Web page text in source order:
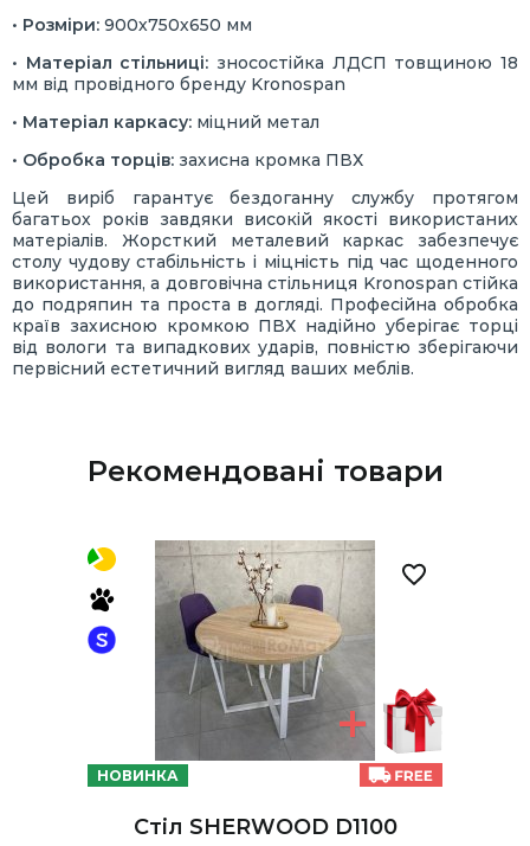
• Розміри: 900х750х650 мм
• Матеріал стільниці: зносостійка ЛДСП товщиною 18
мм від провідного бренду Kronospan
• Матеріал каркасу: міцний метал
• Обробка торців: захисна кромка ПВХ
Цей виріб гарантує бездоганну службу протягом
багатьох років завдяки високій якості використаних
матеріалів. Жорсткий металевий каркас забезпечує
столу чудову стабільність і міцність під час щоденного
використання, а довговічна стільниця Kronospan стійка
до подряпин та проста в догляді. Професійна обробка
країв захисною кромкою ПВХ надійно уберігає торці
від вологи та випадкових ударів, повністю зберігаючи
первісний естетичний вигляд ваших меблів.
Рекомендовані товари
НОВИНКА
Стіл SHERWOOD D1100